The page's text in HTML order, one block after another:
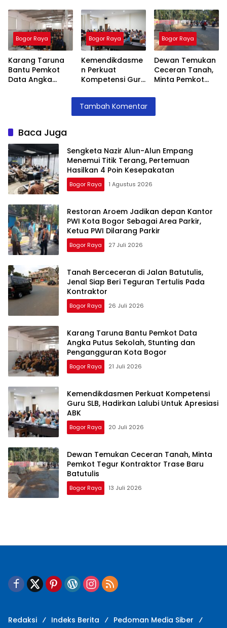
Terang,
Pertemuan
Hasilkan 4 Poin
Kesepakatan
Area Parkir,
Ketua PWI
Dilarang Parkir
Teguran Tertulis
Pada Kontraktor
Bogor Raya
Karang Taruna
Bantu Pemkot
Data Angka
Bogor Raya
Kemendikdasme
n Perkuat
Kompetensi Guru
Lalubi Untuk
Apresiasi ABK
Bogor Raya
Dewan Temukan
Ceceran Tanah,
Minta Pemkot
Trase Baru
Tambah Komentar
Baca Juga
Sengketa Nazir Alun-Alun Empang
Menemui Titik Terang, Pertemuan
Hasilkan 4 Poin Kesepakatan
Bogor Raya 1 Agustus 2026
Restoran Aroem Jadikan depan Kantor
PWI Kota Bogor Sebagai Area Parkir,
Ketua PWI Dilarang Parkir
Bogor Raya 27 Juli 2026
Tanah Berceceran di Jalan Batutulis,
Jenal Siap Beri Teguran Tertulis Pada
Kontraktor
Bogor Raya 26 Juli 2026
Karang Taruna Bantu Pemkot Data
Angka Putus Sekolah, Stunting dan
Pengangguran Kota Bogor
Bogor Raya 21 Juli 2026
Kemendikdasmen Perkuat Kompetensi
Guru SLB, Hadirkan Lalubi Untuk Apresiasi
ABK
Bogor Raya 20 Juli 2026
Dewan Temukan Ceceran Tanah, Minta
Pemkot Tegur Kontraktor Trase Baru
Batutulis
Bogor Raya 13 Juli 2026
Redaksi Indeks Berita
Pedoman Media Siber